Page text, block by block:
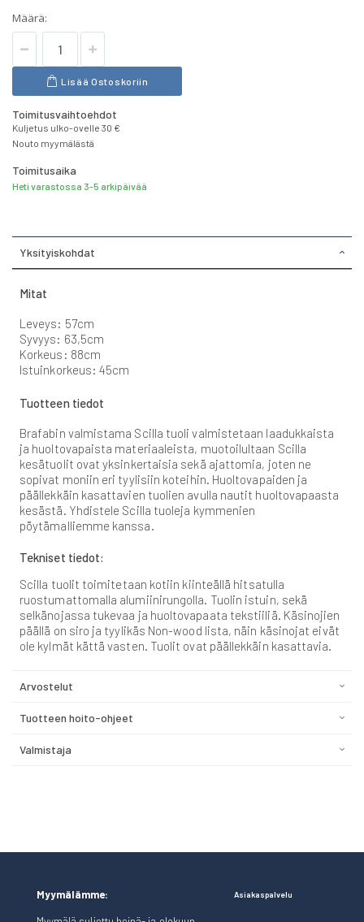
Määrä:
Lisää Ostoskoriin
Toimitusvaihtoehdot
Kuljetus ulko-ovelle 30 €
Nouto myymälästä
Toimitusaika
Heti varastossa 3-5 arkipäivää
Yksityiskohdat
Mitat
Leveys: 57cm
Syvyys: 63,5cm
Korkeus: 88cm
Istuinkorkeus: 45cm
Tuotteen tiedot
Brafabin valmistama Scilla tuoli valmistetaan laadukkaista
ja huoltovapaista materiaaleista, muotoilultaan Scilla
kesätuolit ovat yksinkertaisia sekä ajattomia, joten ne
sopivat moniin eri tyylisiin koteihin. Huoltovapaiden ja
päällekkäin kasattavien tuolien avulla nautit huoltovapaasta
kesästä. Yhdistele Scilla tuoleja kymmenien
pöytämalliemme kanssa.
Tekniset tiedot:
Scilla tuolit toimitetaan kotiin kiinteällä hitsatulla
ruostumattomalla alumiinirungolla. Tuolin istuin, sekä
selkänojassa tukevaa ja huoltovapaata tekstiiliä. Käsinojien
päällä on siro ja tyylikäs Non-wood lista, näin käsinojat eivät
ole kylmät kättä vasten. Tuolit ovat päällekkäin kasattavia.
Arvostelut
Tuotteen hoito-ohjeet
Valmistaja
Myymälämme: Asiakaspalvelu